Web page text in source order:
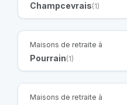
Champcevrais(1)
Maisons de retraite à
Pourrain(1)
Maisons de retraite à